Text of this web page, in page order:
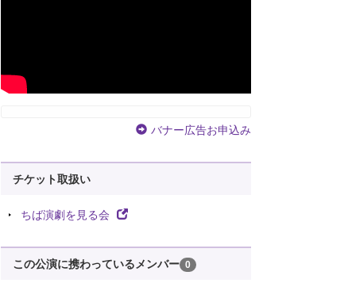
バナー広告お申込み
チケット取扱い
ちば演劇を見る会
この公演に携わっているメンバー 0